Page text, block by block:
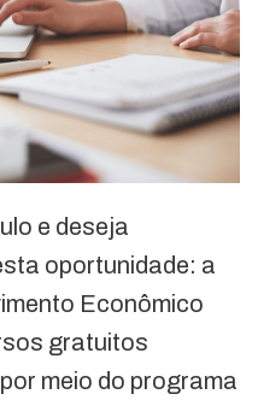
e deseja
oportunidade: a
Econômico
gratuitos
por meio do programa